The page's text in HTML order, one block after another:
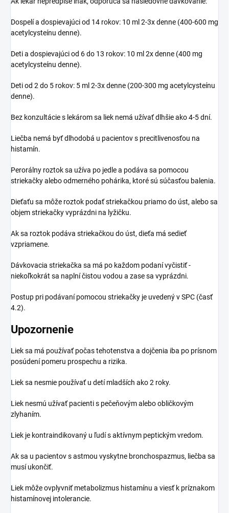
Dospelí a dospievajúci od 14 rokov: 10 ml 2-3x denne (400-600 mg
acetylcysteínu denne).
Deti a dospievajúci od 6 do 13 rokov: 10 ml 2x denne (400 mg
acetylcysteínu denne).
Deti od 2 do 5 rokov: 5 ml 2-3x denne (200-300 mg acetylcysteínu
denne).
Bez konzultácie s lekárom sa liek nemá užívať dlhšie ako 4-5 dní.
Liečba nemá byť dlhodobá u pacientov s precitlivenosťou na
histamín.
Perorálny roztok sa užíva po jedle a podáva sa pomocou
striekačky alebo odmerného pohárika, ktoré sú súčasťou balenia.
Dieťaťu sa môže roztok podať striekačkou priamo do úst, alebo sa
objem striekačky vyprázdni na lyžičku.
Ak sa roztok podáva striekačkou do úst, dieťa má sedieť
vzpriamene.
Dávkovacia striekačka sa má po každom podaní vyčistiť -
niekoľkokrát sa naplní čistou vodou a zase sa vyprázdni.
Postup pri podávaní pomocou striekačky je uvedený v SPC (časť
4.2).
Upozornenie
Liek sa má používať počas tehotenstva a dojčenia iba po prísnom
posúdení pomeru prospechu a rizika.
Liek sa nesmie používať u detí mladších ako 2 roky.
Liek nesmú užívať pacienti s pečeňovým alebo obličkovým
zlyhaním.
Liek je kontraindikovaný u ľudí s aktívnym peptickým vredom.
Ak sa u pacientov s astmou vyskytne bronchospazmus, liečba sa
musí ukončiť.
Liek môže ovplyvniť metabolizmus histamínu a viesť k príznakom
histamínovej intolerancie.